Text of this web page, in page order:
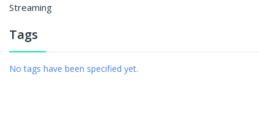
Streaming
Tags
No tags have been specified yet.